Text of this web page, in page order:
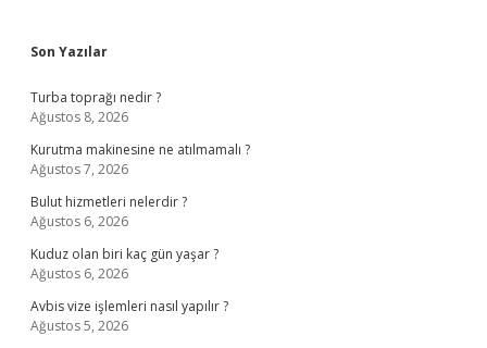
Sidebar
Son Yazılar
Turba toprağı nedir ?
Ağustos 8, 2026
Kurutma makinesine ne atılmamalı ?
Ağustos 7, 2026
Bulut hizmetleri nelerdir ?
Ağustos 6, 2026
Kuduz olan biri kaç gün yaşar ?
Ağustos 6, 2026
Avbis vize işlemleri nasıl yapılır ?
Ağustos 5, 2026